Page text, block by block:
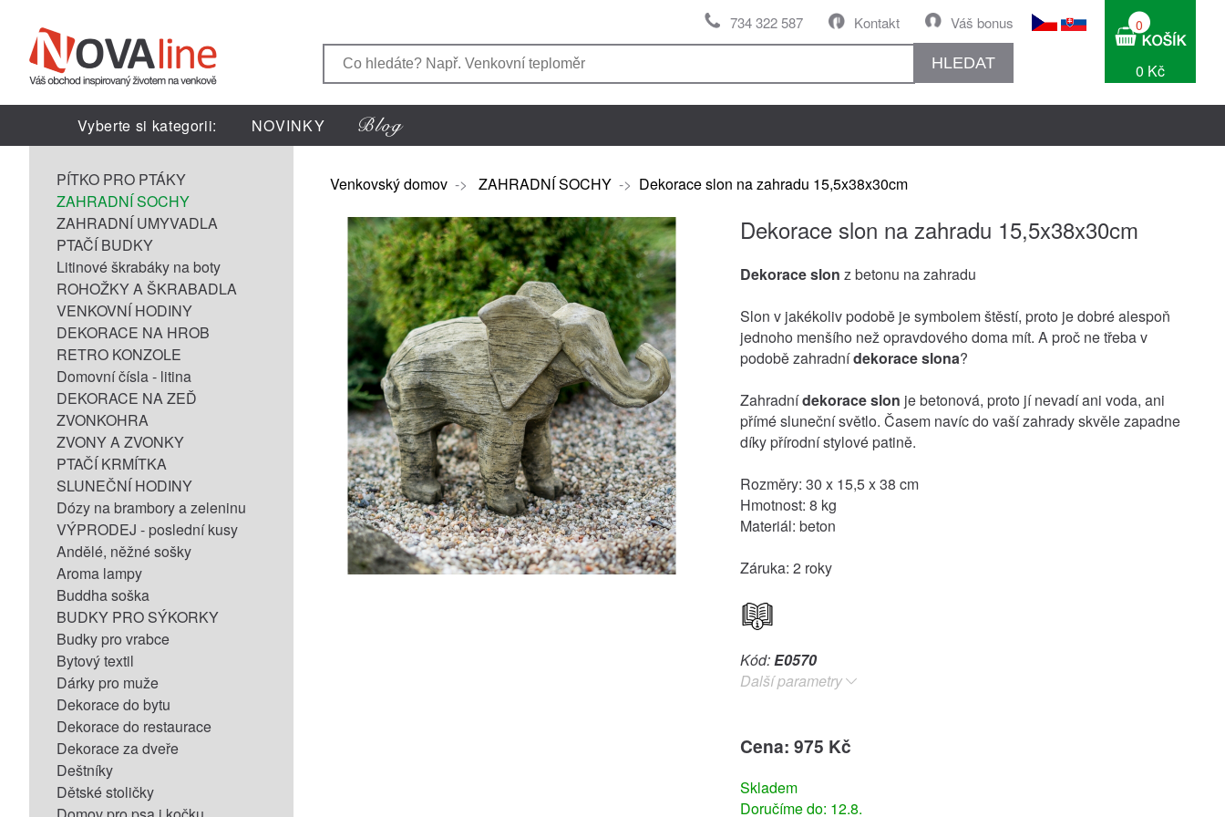
Váš bonus
Kontakt
734 322 587
HLEDAT
0
0 Kč
Vyberte si kategorii: NOVINKY
PÍTKO PRO PTÁKY
ZAHRADNÍ SOCHY
ZAHRADNÍ UMYVADLA
PTAČÍ BUDKY
Litinové škrabáky na boty
ROHOŽKY A ŠKRABADLA
VENKOVNÍ HODINY
DEKORACE NA HROB
RETRO KONZOLE
Domovní čísla - litina
DEKORACE NA ZEĎ
ZVONKOHRA
ZVONY A ZVONKY
PTAČÍ KRMÍTKA
SLUNEČNÍ HODINY
Dózy na brambory a zeleninu
VÝPRODEJ - poslední kusy
Andělé, něžné sošky
Aroma lampy
Buddha soška
BUDKY PRO SÝKORKY
Budky pro vrabce
Bytový textil
Dárky pro muže
Dekorace do bytu
Dekorace do restaurace
Dekorace za dveře
Deštníky
Dětské stoličky
Venkovský domov -> ZAHRADNÍ SOCHY -> Dekorace slon na zahradu 15,5x38x30cm
Dekorace slon na zahradu 15,5x38x30cm
Dekorace slon z betonu na zahradu
Slon v jakékoliv podobě je symbolem štěstí, proto je dobré alespoň
jednoho menšího než opravdového doma mít. A proč ne třeba v
podobě zahradnídekorace slona?
Zahradnídekorace slon je betonová, proto jí nevadí ani voda, ani
přímé sluneční světlo. Časem navíc do vaší zahrady skvěle zapadne
díky přírodní stylové patině.
Rozměry: 30 x 15,5 x 38 cm
Hmotnost: 8 kg
Materiál: beton
Záruka: 2 roky
Kód:E0570
Další parametry
Cena: 975 Kč
Skladem
Doručíme do: 12.8.